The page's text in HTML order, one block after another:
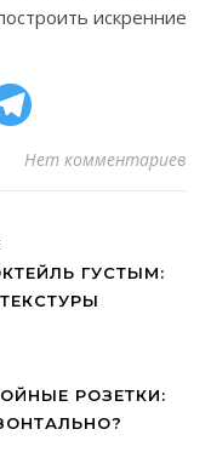
искренние
Нет комментариев
ГУСТЫМ:
РОЗЕТКИ: